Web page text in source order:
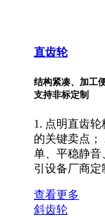
直齿轮
结构紧凑、加工
支持非标定制
1. 点明直齿
的关键卖点；
单、平稳静音
引设备厂商定
查看更多
斜齿轮